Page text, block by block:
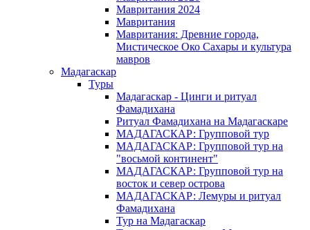
Мавритания 2024
Мавритания
Мавритания: Древние города,
Мистическое Око Сахары и культура
мавров
Мадагаскар
Туры
Мадагаскар - Цинги и ритуал
Фамадихана
Ритуал Фамадихана на Мадагаскаре
МАДАГАСКАР: Групповой тур
МАДАГАСКАР: Групповой тур на
"восьмой континент"
МАДАГАСКАР: Групповой тур на
восток и север острова
МАДАГАСКАР: Лемуры и ритуал
Фамадихана
Тур на Мадагаскар